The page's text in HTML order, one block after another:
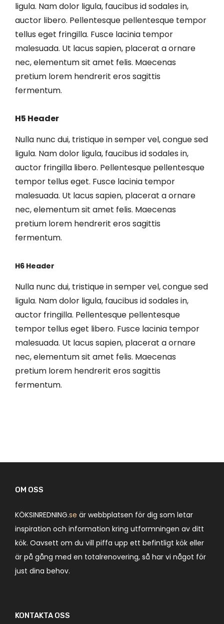
ligula. Nam dolor ligula, faucibus id sodales in,
auctor libero. Pellentesque pellentesque tempor
tellus eget fringilla. Fusce lacinia tempor
malesuada. Ut lacus sapien, placerat a ornare
nec, elementum sit amet felis. Maecenas
pretium lorem hendrerit eros sagittis
fermentum.
H5 Header
Nulla nunc dui, tristique in semper vel, congue sed
ligula. Nam dolor ligula, faucibus id sodales in,
auctor fringilla libero. Pellentesque pellentesque
tempor tellus eget. Fusce lacinia tempor
malesuada. Ut lacus sapien, placerat a ornare
nec, elementum sit amet felis. Maecenas
pretium lorem hendrerit eros sagittis
fermentum.
H6 Header
Nulla nunc dui, tristique in semper vel, congue sed
ligula. Nam dolor ligula, faucibus id sodales in,
auctor fringilla. Pellentesque pellentesque
tempor tellus eget libero. Fusce lacinia tempor
malesuada. Ut lacus sapien, placerat a ornare
nec, elementum sit amet felis. Maecenas
pretium lorem hendrerit eros sagittis
fermentum.
OM OSS
KÖKSINREDNING.se är webbplatsen för dig som letar
inspiration och information kring utformningen av ditt
kök. Oavsett om du vill piffa upp ett befintligt kök eller
är på gång med en totalrenovering, så har vi något för
just dina behov.
KONTAKTA OSS